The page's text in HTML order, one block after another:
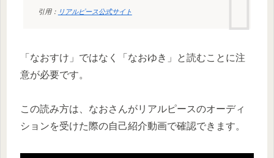
引用： リアルピース公式サイト
「なおすけ」ではなく「なおゆき」と読むことに注
意が必要です。
この読み方は、なおさんがリアルピースのオーディ
ションを受けた際の自己紹介動画で確認できます。